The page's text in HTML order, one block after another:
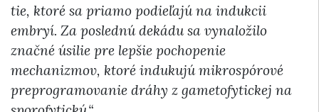
tie, ktoré sa priamo podieľajú na indukcii
embryí. Za poslednú dekádu sa vynaložilo
značné úsilie pre lepšie pochopenie
mechanizmov, ktoré indukujú mikrospórové
preprogramovanie dráhy z gametofytickej na